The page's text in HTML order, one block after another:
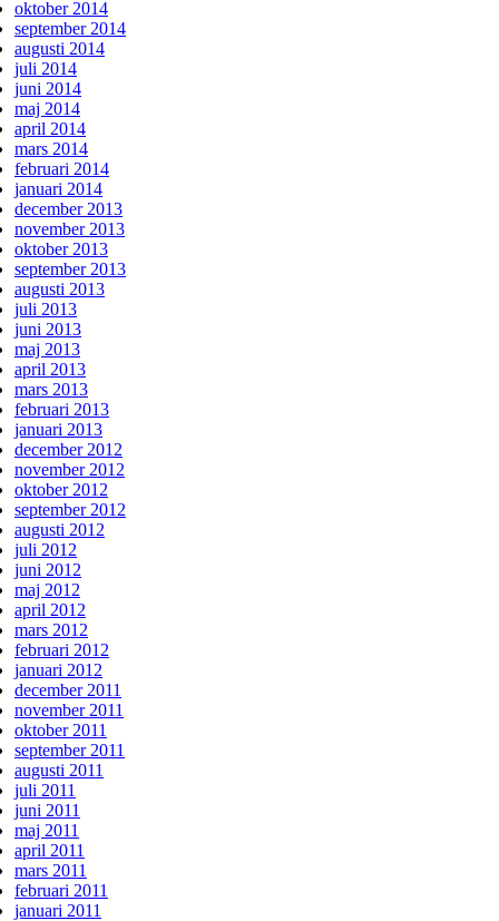
oktober 2014
september 2014
augusti 2014
juli 2014
juni 2014
maj 2014
april 2014
mars 2014
februari 2014
januari 2014
december 2013
november 2013
oktober 2013
september 2013
augusti 2013
juli 2013
juni 2013
maj 2013
april 2013
mars 2013
februari 2013
januari 2013
december 2012
november 2012
oktober 2012
september 2012
augusti 2012
juli 2012
juni 2012
maj 2012
april 2012
mars 2012
februari 2012
januari 2012
december 2011
november 2011
oktober 2011
september 2011
augusti 2011
juli 2011
juni 2011
maj 2011
april 2011
mars 2011
februari 2011
januari 2011